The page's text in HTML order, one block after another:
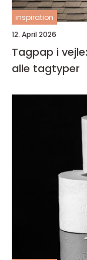
inspiration
12. April 2026
Tagpap i
alle tagtyper